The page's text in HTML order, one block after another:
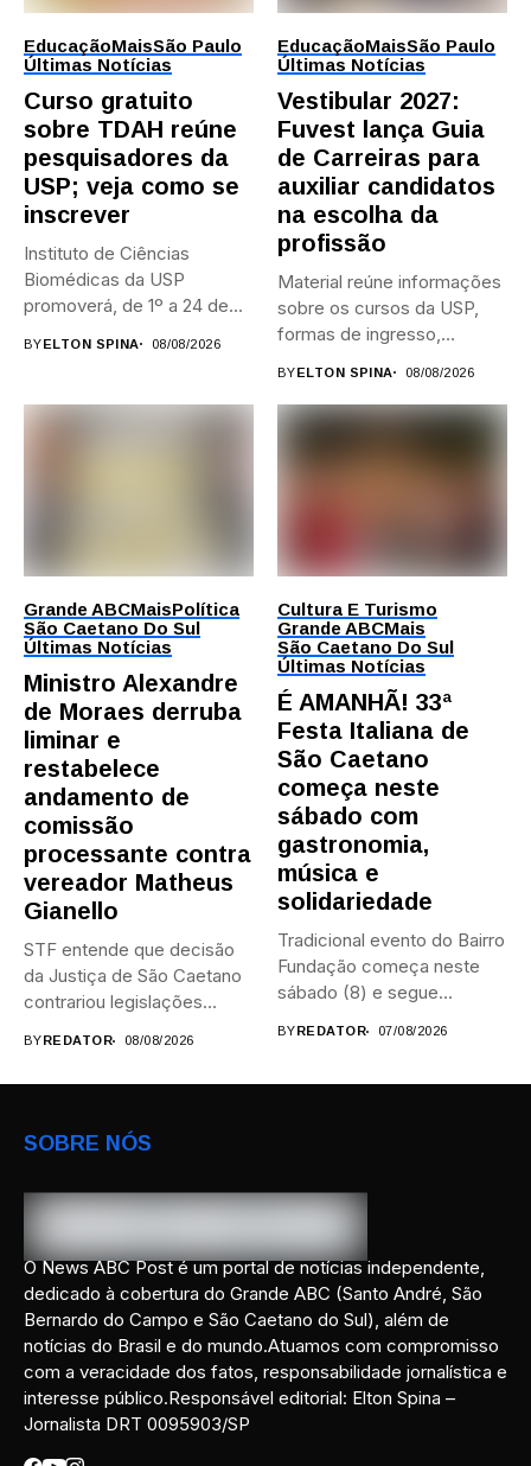
EducaçãoMaisSão Paulo
Últimas Notícias
Curso gratuito
sobre TDAH reúne
pesquisadores da
USP; veja como se
inscrever
Instituto de Ciências
Biomédicas da USP
promoverá, de 1º a 24 de...
BYELTON SPINA 08/08/2026
EducaçãoMaisSão Paulo
Últimas Notícias
Vestibular 2027:
Fuvest lança Guia
de Carreiras para
auxiliar candidatos
na escolha da
profissão
Material reúne informações
sobre os cursos da USP,
formas de ingresso,
BYELTON SPINA 08/08/2026
Grande ABCMaisPolítica
São Caetano Do Sul
Últimas Notícias
Ministro Alexandre
de Moraes derruba
liminar e
restabelece
andamento de
comissão
processante contra
vereador Matheus
Gianello
STF entende que decisão
da Justiça de São Caetano
contrariou legislações
BY REDATOR 08/08/2026
Cultura E Turismo
Grande ABCMais
São Caetano Do Sul
Últimas Notícias
É AMANHÃ! 33ª
Festa Italiana de
São Caetano
começa neste
sábado com
gastronomia,
música e
solidariedade
Tradicional evento do Bairro
Fundação começa neste
sábado (8) e segue
BY REDATOR 07/08/2026
SOBRE NÓS
O News ABC Post é um portal de notícias independente,
dedicado à cobertura do Grande ABC (Santo André, São
Bernardo do Campo e São Caetano do Sul), além de
notícias do Brasil e do mundo.Atuamos com compromisso
com a veracidade dos fatos, responsabilidade jornalística e
interesse público.Responsável editorial: Elton Spina –
Jornalista DRT 0095903/SP